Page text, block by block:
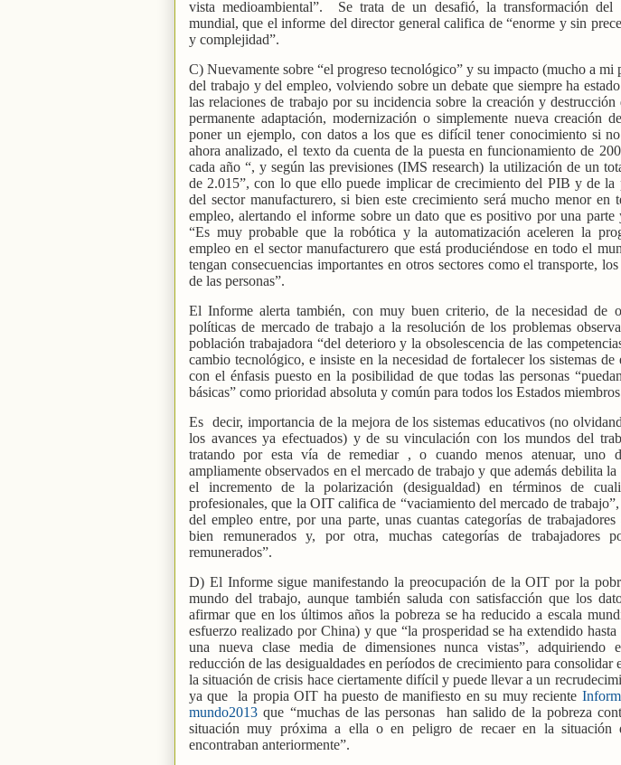
vista medioambiental”.
Se trata de un desafió, la transformación del
mundial, que el informe del director general califica de “enorme y sin
y complejidad”.
C) Nuevamente sobre “el progreso tecnológico” y su impacto (mucho a mi
del trabajo y del empleo, volviendo sobre un debate que siempre ha
las relaciones de trabajo por su incidencia sobre la creación y
permanente adaptación, modernización o simplemente nueva creación
poner un ejemplo, con datos a los que es difícil tener conocimiento si
ahora analizado, el texto da cuenta de la puesta en funcionamiento de
cada año “, y según las previsiones (IMS research) la utilización de un
de 2.015”, con lo que ello puede implicar de crecimiento del PIB y de la
del sector manufacturero, si bien este crecimiento será mucho menor en
empleo, alertando el informe sobre un dato que es positivo por una parte
“Es muy probable que la robótica y la automatización aceleren la
empleo en el sector manufacturero que está produciéndose en todo el
tengan consecuencias importantes en otros sectores como el transporte,
de las personas”.
El Informe alerta también, con muy buen criterio, de la necesidad de
políticas de mercado de trabajo a la resolución de los problemas
población trabajadora “del deterioro y la obsolescencia de las
cambio tecnológico, e insiste en la necesidad de fortalecer los sistemas
con el énfasis puesto en la posibilidad de que todas las personas
básicas” como prioridad absoluta y común para todos los Estados
Es decir, importancia de la mejora de los sistemas educativos (no
los avances ya efectuados) y de su vinculación con los mundos del
tratando por esta vía de remediar , o cuando menos atenuar, uno
ampliamente observados en el mercado de trabajo y que además debilita
el incremento de la polarización (desigualdad) en términos de
profesionales, que la OIT califica de “vaciamiento del mercado de
del empleo entre, por una parte, unas cuantas categorías de
bien remunerados y, por otra, muchas categorías de trabajadores
remunerados”.
D) El Informe sigue manifestando la preocupación de la OIT por la
mundo del trabajo, aunque también saluda con satisfacción que los
afirmar que en los últimos años la pobreza se ha reducido a escala
esfuerzo realizado por China) y que “la prosperidad se ha extendido hasta
una nueva clase media de dimensiones nunca vistas”, adquiriendo
reducción de las desigualdades en períodos de crecimiento para consolidar
la situación de crisis hace ciertamente difícil y puede llevar a un
ya que
la propia OIT ha puesto de manifiesto en su muy reciente
mundo2013que “muchas de las personas
han salido de la pobreza
situación muy próxima a ella o en peligro de recaer en la situación
encontraban anteriormente”.